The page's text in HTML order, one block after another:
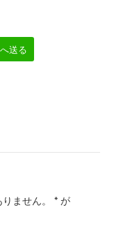
送る
ません。 * が